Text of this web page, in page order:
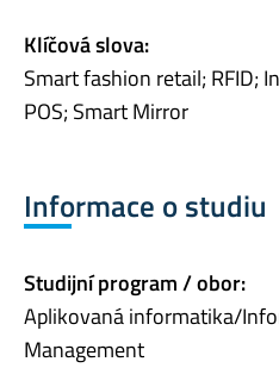
Klíčová slova:
Smart fashion retail; RFID;
POS; Smart Mirror
Informace o studiu
Studijní program / obor:
Aplikovaná informatika/
Management